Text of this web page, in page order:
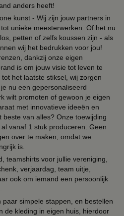
anders heeft!
kunst - Wij zijn jouw partners in
unieke meesterwerken. Of het nu
petten of zelfs koussen zijn - als
wij het bedrukken voor jou!
dankzij onze eigen
is om jouw visie tot leven te
het laatste stiksel, wij zorgen
nu een gepersonaliseerd
wilt promoten of gewoon je eigen
met innovatieve ideeën en
van alles? Onze toewijding
vanaf 1 stuk produceren. Geen
over te maken, omdat we
is.
teamshirts voor jullie vereniging,
verjaardag, team uitje,
ook om iemand een persoonlijk
simpele stappen, en bestellen
de kleding in eigen huis, hierdoor